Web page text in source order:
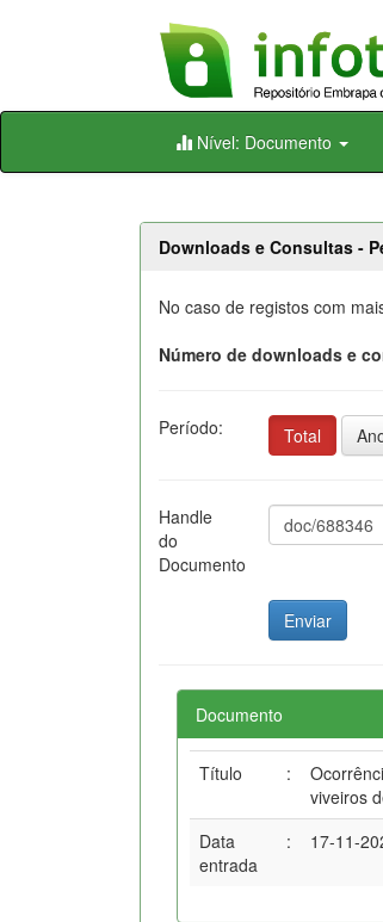
Skip
Nível: Documento
Downloads e Consultas -
No caso de registos com
Número de downloads e
Período: Total
Handle
do
Documento
Documento
Título :
viveiros
Data
entrada
: 17-11-